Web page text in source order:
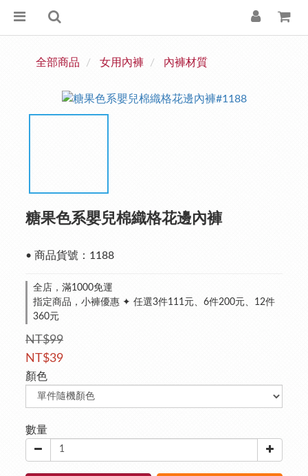
全部商品 女用內褲 內褲材質
糖果色系嬰兒棉織格花邊內褲
• 商品貨號：1188
全店，滿1000免運
指定商品，小褲優惠 ✦ 任選3件111元、6件200元、12件
360元
NT$99
NT$39
顏色
數量